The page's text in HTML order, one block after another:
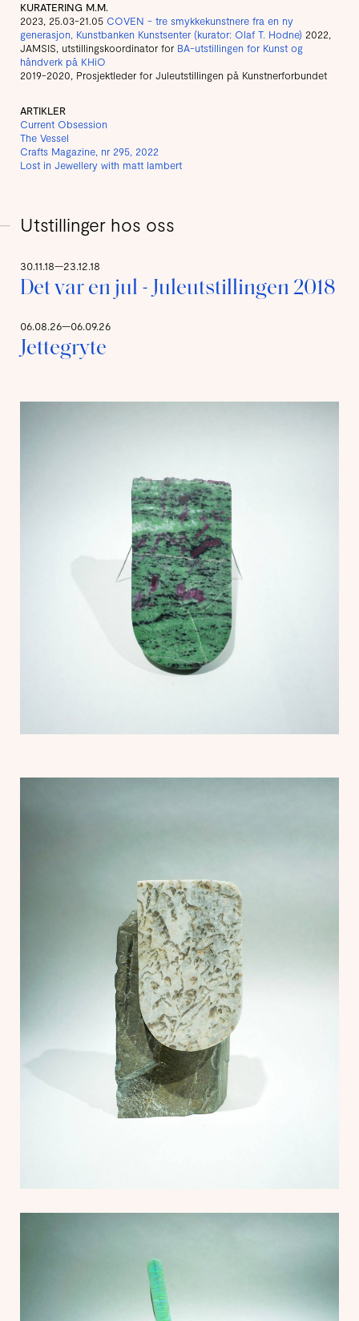
KURATERING M.M.
2023, 25.03-21.05 COVEN - tre smykkekunstnere fra en ny
generasjon, Kunstbanken Kunstsenter (kurator: Olaf T. Hodne) 2022,
JAMSIS, utstillingskoordinator for BA-utstillingen for Kunst og
håndverk på KHiO
2019-2020, Prosjektleder for Juleutstillingen på Kunstnerforbundet
ARTIKLER
Current Obsession
The Vessel
Crafts Magazine, nr 295, 2022
Lost in Jewellery with matt lambert
Utstillinger hos oss
30.11.18—23.12.18
Det var en jul - Juleutstillingen 2018
06.08.26—06.09.26
Jettegryte